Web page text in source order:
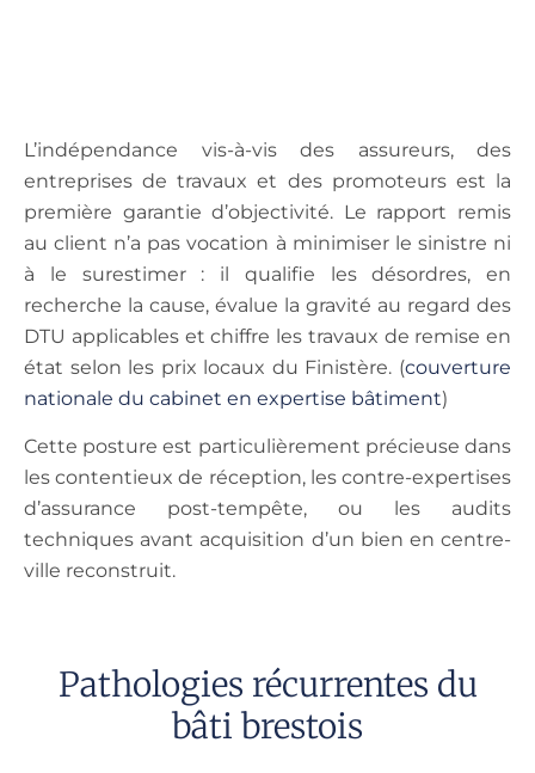
L’indépendance vis-à-vis des assureurs, des
entreprises de travaux et des promoteurs est la
première garantie d’objectivité. Le rapport remis
au client n’a pas vocation à minimiser le sinistre ni
à le surestimer : il qualifie les désordres, en
recherche la cause, évalue la gravité au regard des
DTU applicables et chiffre les travaux de remise en
état selon les prix locaux du Finistère. (couverture
nationale du cabinet en expertise bâtiment)
Cette posture est particulièrement précieuse dans
les contentieux de réception, les contre-expertises
d’assurance post-tempête, ou les audits
techniques avant acquisition d’un bien en centre-
ville reconstruit.
Pathologies récurrentes du
bâti brestois